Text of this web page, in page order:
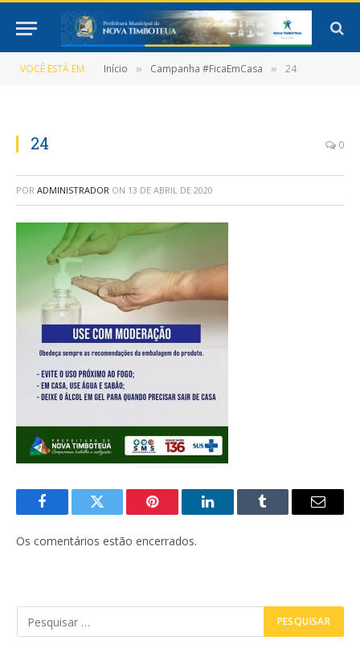
VOCÊ ESTÁ EM: Início » Campanha #FicaEmCasa » 24
24 0
POR ADMINISTRADOR ON 13 DE ABRIL DE 2020
FacebookTwitter Pinterest LinkedInTumblr
E-
Os comentários estão encerrados.